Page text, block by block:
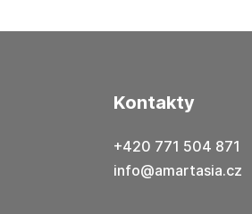
kontakty
+420 771 504 871
info@amartasia.cz